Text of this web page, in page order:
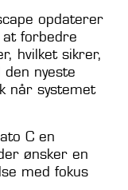
opdaterer
at forbedre
hvilket sikrer,
nyeste
når systemet
C en
ønsker en
med fokus